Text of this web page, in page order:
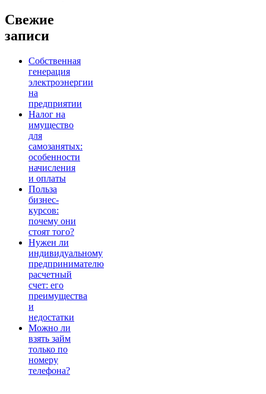
Свежие
записи
Собственная
генерация
электроэнергии
на
предприятии
Налог на
имущество
для
самозанятых:
особенности
начисления
и оплаты
Польза
бизнес-
курсов:
почему они
стоят того?
Нужен ли
индивидуальному
предпринимателю
расчетный
счет: его
преимущества
и
недостатки
Можно ли
взять займ
только по
номеру
телефона?